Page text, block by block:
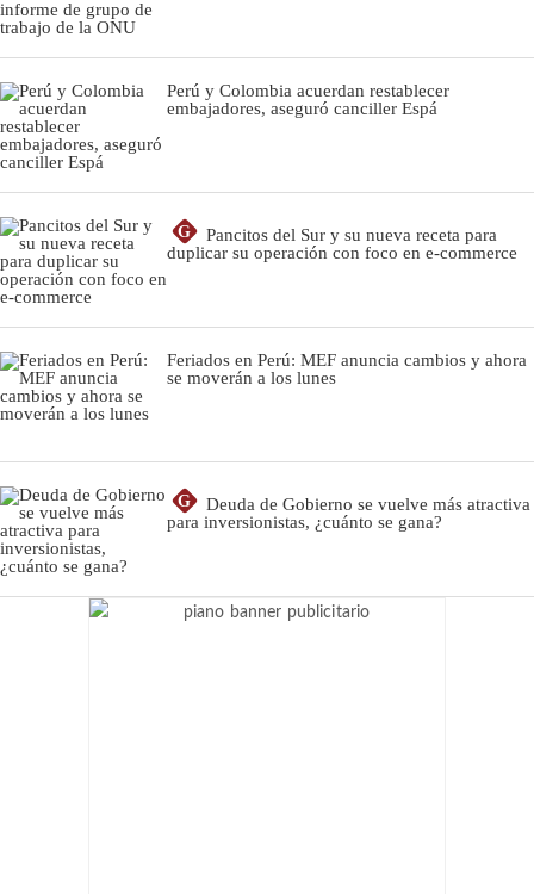
Perú y Colombia acuerdan restablecer
embajadores, aseguró canciller Espá
G
Pancitos del Sur y su nueva receta para
duplicar su operación con foco en e-commerce
Feriados en Perú: MEF anuncia cambios y ahora
se moverán a los lunes
G
Deuda de Gobierno se vuelve más atractiva
para inversionistas, ¿cuánto se gana?